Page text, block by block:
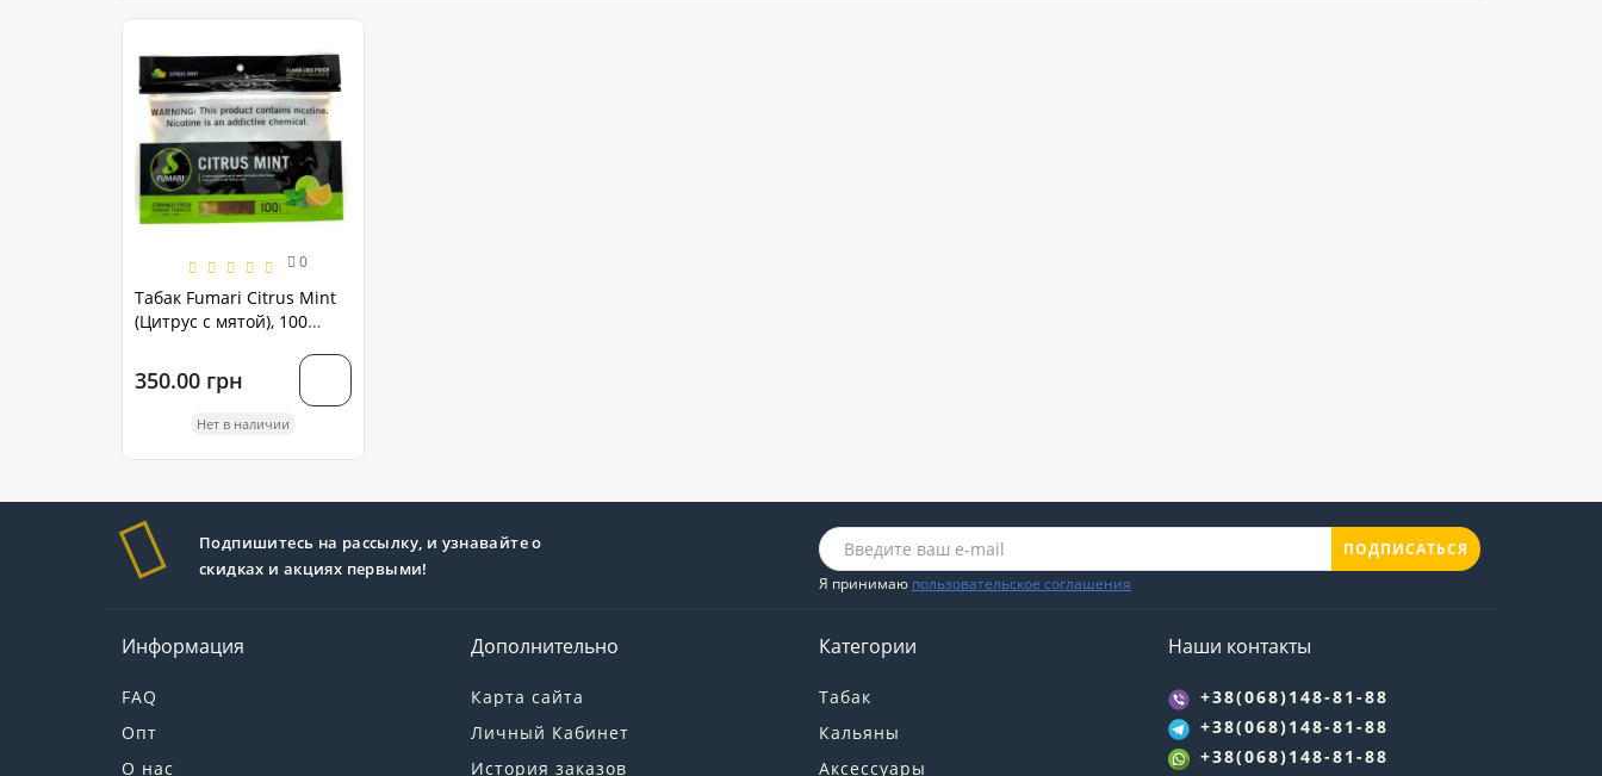
0
Табак Fumari Citrus Mint
(Цитрус с мятой), 100
350.00 грн
Нет в наличии
Подпишитесь на рассылку, и узнавайте о
скидках и акциях первыми!
ПОДПИСАТЬСЯ
Я принимаю пользовательское соглашения
Информация
FAQ
Опт
О нас
Дополнительно
Карта сайта
Личный Кабинет
История заказов
Категории
Табак
Кальяны
Аксессуары
Наши контакты
+38(068)148-81-88
+38(068)148-81-88
+38(068)148-81-88